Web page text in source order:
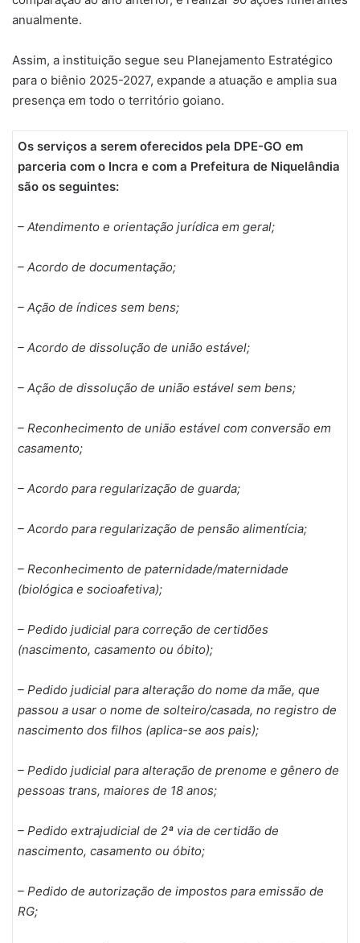
anualmente.
Assim, a instituição segue seu Planejamento Estratégico
para o biênio 2025-2027, expande a atuação e amplia sua
presença em todo o território goiano.
Os serviços a serem oferecidos pela DPE-GO em
parceria com o Incra e com a Prefeitura de Niquelândia
são os seguintes:
– Atendimento e orientação jurídica em geral;
– Acordo de documentação;
– Ação de índices sem bens;
– Acordo de dissolução de união estável;
– Ação de dissolução de união estável sem bens;
– Reconhecimento de união estável com conversão em
casamento;
– Acordo para regularização de guarda;
– Acordo para regularização de pensão alimentícia;
– Reconhecimento de paternidade/maternidade
(biológica e socioafetiva);
– Pedido judicial para correção de certidões
(nascimento, casamento ou óbito);
– Pedido judicial para alteração do nome da mãe, que
passou a usar o nome de solteiro/casada, no registro de
nascimento dos filhos (aplica-se aos pais);
– Pedido judicial para alteração de prenome e gênero de
pessoas trans, maiores de 18 anos;
– Pedido extrajudicial de 2ª via de certidão de
nascimento, casamento ou óbito;
– Pedido de autorização de impostos para emissão de
RG;